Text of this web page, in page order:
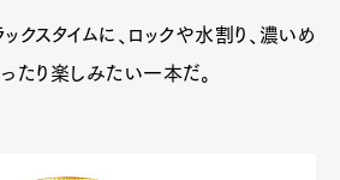
クスタイムに、ロックや水割り、濃いめ
たり楽しみたい一本だ。